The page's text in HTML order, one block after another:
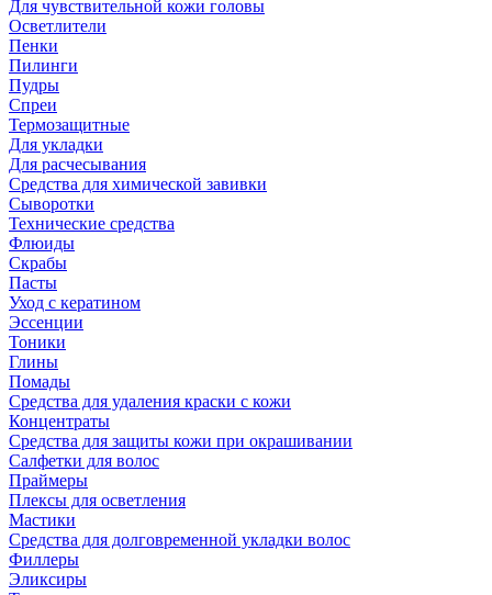
Для чувствительной кожи головы
Осветлители
Пенки
Пилинги
Пудры
Спреи
Термозащитные
Для укладки
Для расчесывания
Средства для химической завивки
Сыворотки
Технические средства
Флюиды
Скрабы
Пасты
Уход с кератином
Эссенции
Тоники
Глины
Помады
Средства для удаления краски с кожи
Концентраты
Средства для защиты кожи при окрашивании
Салфетки для волос
Праймеры
Плексы для осветления
Мастики
Средства для долговременной укладки волос
Филлеры
Эликсиры